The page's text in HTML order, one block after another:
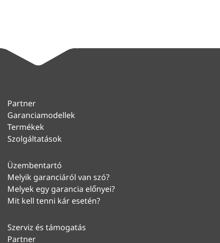
Partner
Garanciamodellek
Termékek
Szolgáltatások
Üzembentartó
Melyik garanciáról van szó?
Melyek egy garancia előnyei?
Mit kell tenni kár esetén?
Szerviz és támogatás
Partner